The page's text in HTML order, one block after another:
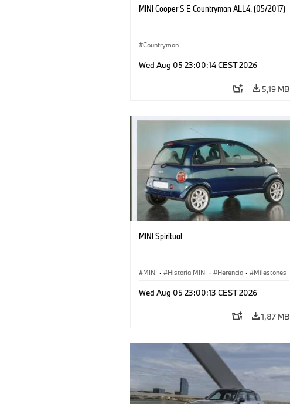
MINI Cooper S E Countryman ALL4. (05/2017)
Countryman
Wed Aug 05 23:00:14 CEST 2026
5,19 MB
MINI Spiritual
MINI · Historia MINI · Herencia · Milestones
Wed Aug 05 23:00:13 CEST 2026
1,87 MB